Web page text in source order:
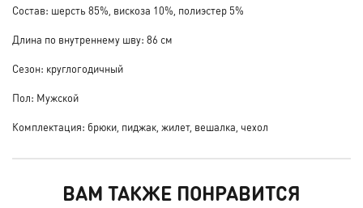
Состав: шерсть 85%, вискоза 10%, полиэстер 5%
Длина по внутреннему шву: 86 см
Сезон: круглогодичный
Пол: Мужской
Комплектация: брюки, пиджак, жилет, вешалка, чехол
ВАМ ТАКЖЕ ПОНРАВИТСЯ